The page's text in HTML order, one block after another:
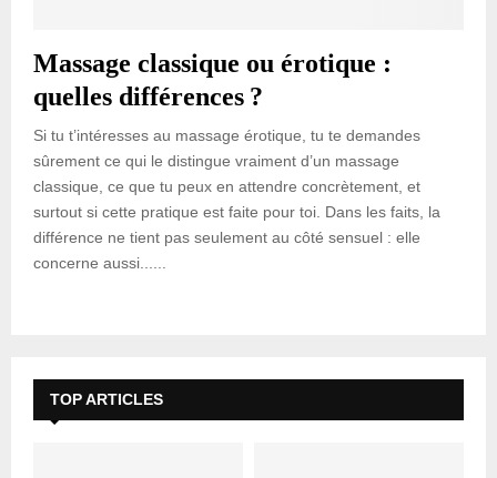
Massage classique ou érotique :
quelles différences ?
Si tu t’intéresses au massage érotique, tu te demandes
sûrement ce qui le distingue vraiment d’un massage
classique, ce que tu peux en attendre concrètement, et
surtout si cette pratique est faite pour toi. Dans les faits, la
différence ne tient pas seulement au côté sensuel : elle
concerne aussi......
TOP ARTICLES